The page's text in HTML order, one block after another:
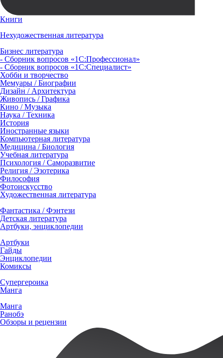
Книги
Нехудожественная литература
Бизнес литература
- Сборник вопросов «1С:Профессионал»
- Сборник вопросов «1С:Специалист»
Хобби и творчество
Мемуары / Биографии
Дизайн / Архитектура
Живопись / Графика
Кино / Музыка
Наука / Техника
История
Иностранные языки
Компьютерная литература
Медицина / Биология
Учебная литература
Психология / Саморазвитие
Религия / Эзотерика
Философия
Фотоискусство
Художественная литература
Фантастика / Фэнтези
Детская литература
Артбуки, энциклопедии
Артбуки
Гайды
Энциклопедии
Комиксы
Супергероика
Манга
Манга
Ранобэ
Обзоры и рецензии